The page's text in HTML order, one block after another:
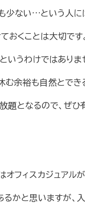
少ない…という人に
おくことは大切です
いうわけではありま
む余裕も自然とで
となるので、ぜひ
フィスカジュアル
かと思いますが、